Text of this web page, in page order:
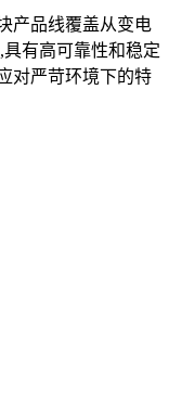
产品线覆盖从变电
有高可靠性和稳定
对严苛环境下的特